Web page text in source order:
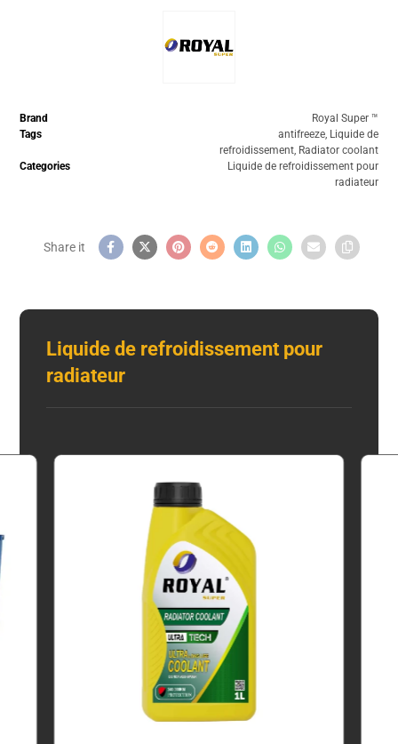
Brand
Royal Super ™️
Tags
antifreeze, Liquide de
refroidissement, Radiator coolant
Categories
Liquide de refroidissement pour
radiateur
Liquide de refroidissement pour
radiateur